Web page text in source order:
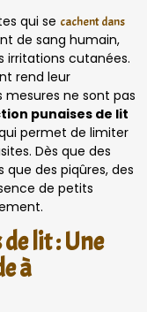
qui se cachent dans
de sang humain,
irritations cutanées.
rend leur
mesures ne sont pas
punaises de lit
permet de limiter
Dès que des
des piqûres, des
de petits
lit : Une
à